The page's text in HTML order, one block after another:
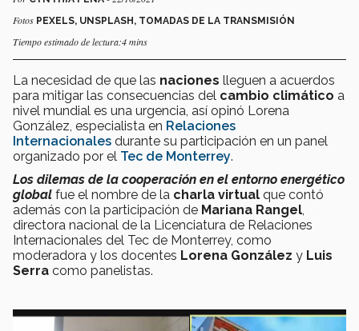
Fotos PEXELS, UNSPLASH, TOMADAS DE LA TRANSMISIÓN
Tiempo estimado de lectura:4 mins
La necesidad de que las naciones lleguen a acuerdos
para mitigar las consecuencias del cambio climático a
nivel mundial es una urgencia, así opinó Lorena
González, especialista en Relaciones
Internacionales durante su participación en un panel
organizado por el Tec de Monterrey.
Los dilemas de la cooperación en el entorno energético
global fue el nombre de la charla virtual que contó
además con la participación de Mariana Rangel
directora nacional de la Licenciatura de Relaciones
Internacionales del Tec de Monterrey, como
moderadora y los docentes Lorena González y Luis
Serra como panelistas.